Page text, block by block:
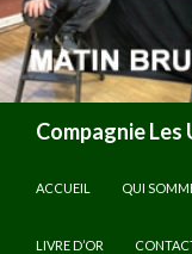
Compagnie
ACCUEIL
QUI
LIVRE D’OR